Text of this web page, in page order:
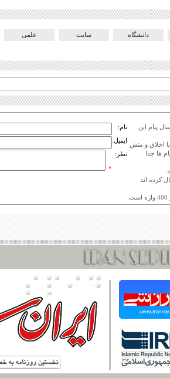
دانشگاه سایت علمی
پیام این
با اخلاق و منش
ها جدا
کرده اند
نام:
ایمیل:
نظر:
*